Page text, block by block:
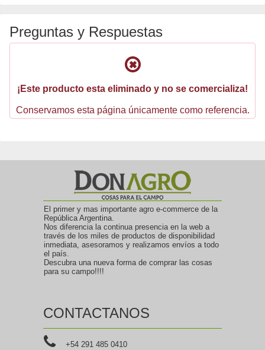
Preguntas y Respuestas
¡Este producto esta eliminado y no se comercializa!
Conservamos esta página únicamente como referencia.
El primer y mas importante agro e-commerce de la
República Argentina.
Nos diferencia la continua presencia en la web a
través de los miles de productos de disponibilidad
inmediata, asesoramos y realizamos envíos a todo
el país.
Descubra una nueva forma de comprar las cosas
para su campo!!!!
CONTACTANOS
+54 291 485 0410